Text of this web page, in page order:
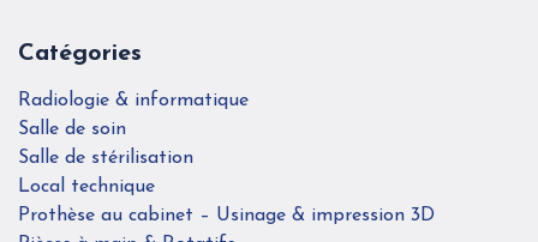
Catégories
Radiologie & informatique
Salle de soin
Salle de stérilisation
Local technique
Prothèse au cabinet – Usinage & impression 3D